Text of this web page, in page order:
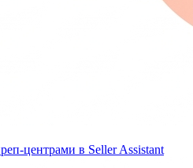
центрами в Seller Assistant